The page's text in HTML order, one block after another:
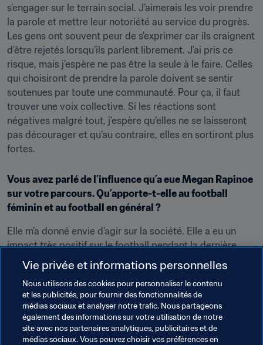
s’engager sur le terrain social. J’aimerais les voir prendre
la parole et mettre leur notoriété au service du progrès.
Les gens ont souvent peur de s’exprimer car ils craignent
d’être rejetés lorsqu’ils parlent librement. J’ai pris ce
risque, mais j’espère ne pas être la seule à le faire. Celles
qui choisiront de prendre la parole doivent se sentir
soutenues par toute une communauté. Pour ça, il faut
trouver une voix collective. Si les réactions sont
négatives malgré tout, j’espère qu’elles ne se laisseront
pas décourager et qu’au contraire, elles en sortiront plus
fortes.
Vous avez parlé de l’influence qu’a eue Megan Rapinoe
sur votre parcours. Qu’apporte-t-elle au football
féminin et au football en général ?
Elle m’a donné envie d’agir sur la société. Elle a eu un
impact très positif sur le football pendant la dernière
Coupe du Monde. Depuis, j’ai réfléchi à ce que je
pourrais faire de mon côté. Je veux continuer à faire
tomber les barrières en football et dans la vie. Pour moi,
le talent et la compétence doivent passer avant le genre,
l’origine ethnique, etc.
Vie privée et informations personnelles
Nous utilisons des cookies pour personnaliser le contenu
et les publicités, pour fournir des fonctionnalités de
médias sociaux et analyser notre trafic. Nous partageons
également des informations sur votre utilisation de notre
site avec nos partenaires analytiques, publicitaires et de
médias sociaux. Vous pouvez choisir vos préférences en